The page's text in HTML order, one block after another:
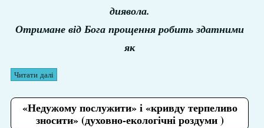
диявола.
Отримане від Бога прощення робить здатними
як
Читати далі
«Недужому послужити» і «кривду терпеливо
зносити» (духовно-екологічні роздуми )